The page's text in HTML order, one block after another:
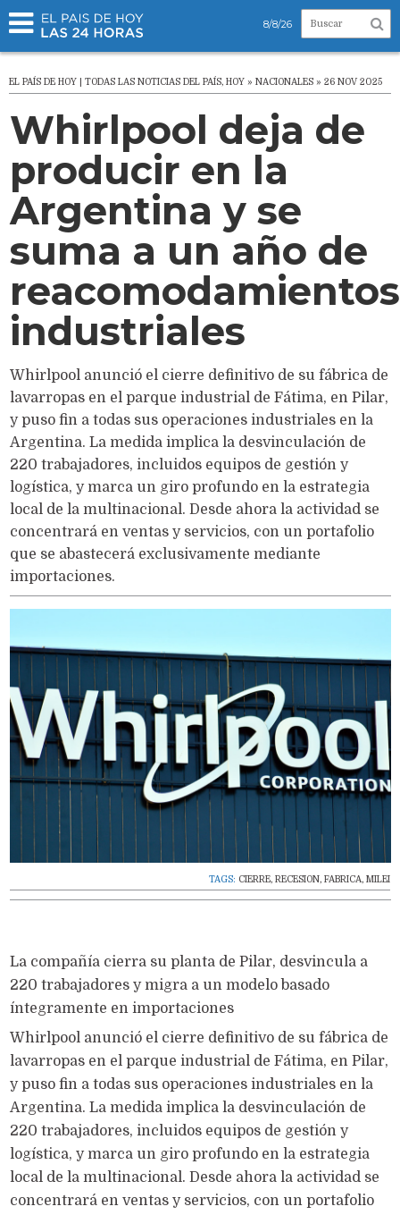
8/8/26
EL PAÍS DE HOY | TODAS LAS NOTICIAS DEL PAÍS, HOY » NACIONALES » 26 NOV 2025
Whirlpool deja de
producir en la
Argentina y se
suma a un año de
reacomodamientos
industriales
Whirlpool anunció el cierre definitivo de su fábrica de
lavarropas en el parque industrial de Fátima, en Pilar,
y puso fin a todas sus operaciones industriales en la
Argentina. La medida implica la desvinculación de
220 trabajadores, incluidos equipos de gestión y
logística, y marca un giro profundo en la estrategia
local de la multinacional. Desde ahora la actividad se
concentrará en ventas y servicios, con un portafolio
que se abastecerá exclusivamente mediante
importaciones.
TAGS: CIERRE, RECESION, FABRICA, MILEI
La compañía cierra su planta de Pilar, desvincula a
220 trabajadores y migra a un modelo basado
íntegramente en importaciones
Whirlpool anunció el cierre definitivo de su fábrica de
lavarropas en el parque industrial de Fátima, en Pilar,
y puso fin a todas sus operaciones industriales en la
Argentina. La medida implica la desvinculación de
220 trabajadores, incluidos equipos de gestión y
logística, y marca un giro profundo en la estrategia
local de la multinacional. Desde ahora la actividad se
concentrará en ventas y servicios, con un portafolio